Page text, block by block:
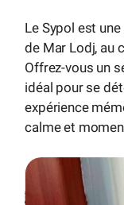
Le Sypol est
de Mar Lodj, au
Offrez-vous un
idéal pour se
expérience
calme et